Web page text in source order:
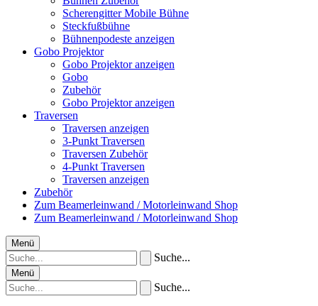
Scherengitter Mobile Bühne
Steckfußbühne
Bühnenpodeste anzeigen
Gobo Projektor
Gobo Projektor anzeigen
Gobo
Zubehör
Gobo Projektor anzeigen
Traversen
Traversen anzeigen
3-Punkt Traversen
Traversen Zubehör
4-Punkt Traversen
Traversen anzeigen
Zubehör
Zum Beamerleinwand / Motorleinwand Shop
Zum Beamerleinwand / Motorleinwand Shop
Menü
Suche...
Menü
Suche...